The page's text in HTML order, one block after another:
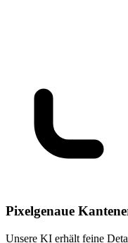
Pixelgenaue
Unsere KI erhält feine